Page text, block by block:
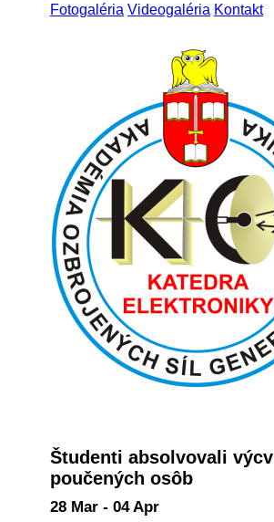
Fotogaléria Videogaléria Kontakt
Študenti absolvovali
poučených osôb
28 Mar - 04 Apr